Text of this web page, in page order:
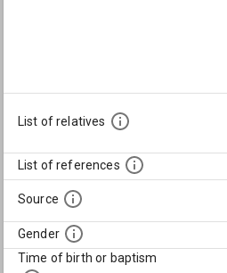
List of relatives
List of references
Source
Gender
Time of birth or baptism